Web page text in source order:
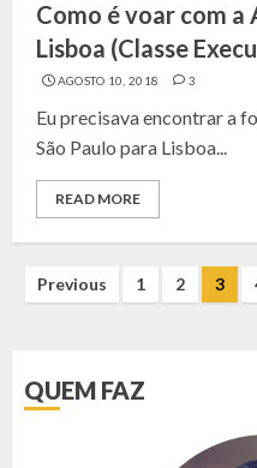
Como é voar com a
Lisboa (Classe
AGOSTO 10, 2018 3
Eu precisava encontrar a
São Paulo para Lisboa...
READ MORE
POSTS
Previous 1 2 3
QUEM FAZ